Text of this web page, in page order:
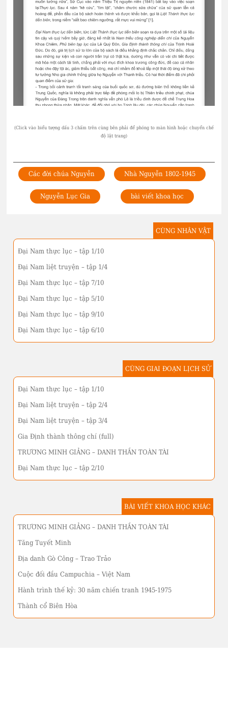
Các đời chúa Nguyễn Nhà Nguyễn 1802-1945
Nguyễn Lục Gia bài viết khoa học
CÙNG NHÂN VẬT
Đại Nam thực lục – tập 1/10
Đại Nam liệt truyện – tập 1/4
Đại Nam thực lục – tập 7/10
Đại Nam thực lục – tập 5/10
Đại Nam thực lục – tập 9/10
Đại Nam thực lục – tập 6/10
CÙNG GIAI ĐOẠN LỊCH SỬ
Đại Nam thực lục – tập 1/10
Đại Nam liệt truyện – tập 2/4
Đại Nam liệt truyện – tập 3/4
Gia Định thành thông chí (full)
TRƯƠNG MINH GIẢNG – DANH THẦN TOÀN TÀI
Đại Nam thực lục – tập 2/10
BÀI VIẾT KHOA HỌC KHÁC
TRƯƠNG MINH GIẢNG – DANH THẦN TOÀN TÀI
Tăng Tuyết Minh
Địa danh Gò Công – Trao Trảo
Cuộc đối đầu Campuchia – Việt Nam
Hành trình thế kỷ: 30 năm chiến tranh 1945-1975
Thành cổ Biên Hòa